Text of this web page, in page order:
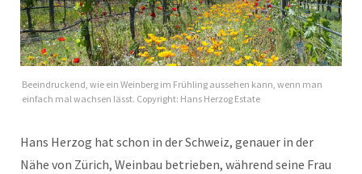
Beeindruckend, wie ein Weinberg im Frühling aussehen kann, wenn man
einfach mal wachsen lässt. Copyright: Hans Herzog Estate
Hans Herzog hat schon in der Schweiz, genauer in der
Nähe von Zürich, Weinbau betrieben, während seine Frau